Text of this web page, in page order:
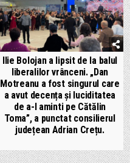
Ilie Bolojan a lipsit de la balul
liberalilor vrânceni. „Dan
Motreanu a fost singurul care
a avut decența și luciditatea
de a-l aminti pe Cătălin
Toma”, a punctat consilierul
județean Adrian Crețu.